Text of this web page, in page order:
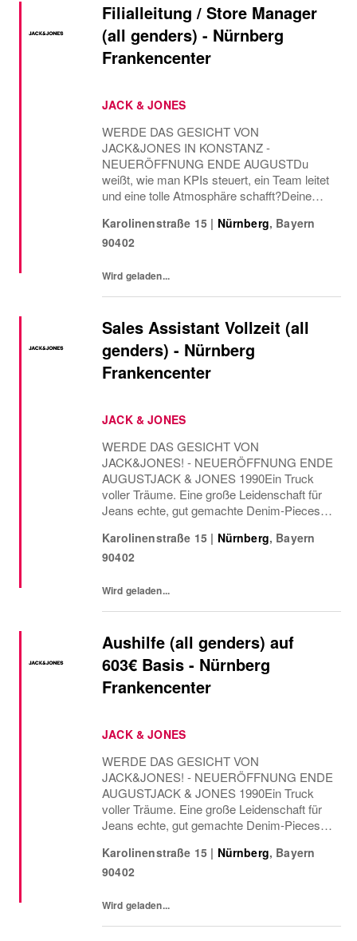
Filialleitung / Store Manager
(all genders) - Nürnberg
Frankencenter
JACK & JONES
WERDE DAS GESICHT VON
JACK&JONES IN KONSTANZ -
NEUERÖFFNUNG ENDE AUGUSTDu
weißt, wie man KPIs steuert, ein Team leitet
und eine tolle Atmosphäre schafft?Deine
einem breiten Lächeln im Gesicht zu
verabschieden?Wenn du Lust hast,
Karolinenstraße 15 | Nürnberg, Bayern
90402
Wird geladen...
Sales Assistant Vollzeit (all
genders) - Nürnberg
Frankencenter
JACK & JONES
WERDE DAS GESICHT VON
JACK&JONES! - NEUERÖFFNUNG ENDE
AUGUSTJACK & JONES 1990Ein Truck
voller Träume. Eine große Leidenschaft für
Jeans echte, gut gemachte Denim-Pieces
uns genau das noch immer an: die Vision,
zeitlose Essentials zu schaffen ganz ohne...
Karolinenstraße 15 | Nürnberg, Bayern
90402
Wird geladen...
Aushilfe (all genders) auf
603€ Basis - Nürnberg
Frankencenter
JACK & JONES
WERDE DAS GESICHT VON
JACK&JONES! - NEUERÖFFNUNG ENDE
AUGUSTJACK & JONES 1990Ein Truck
voller Träume. Eine große Leidenschaft für
Jeans echte, gut gemachte Denim-Pieces
uns genau das noch immer an: die Vision,
zeitlose Essentials zu schaffen ganz ohne...
Karolinenstraße 15 | Nürnberg, Bayern
90402
Wird geladen...